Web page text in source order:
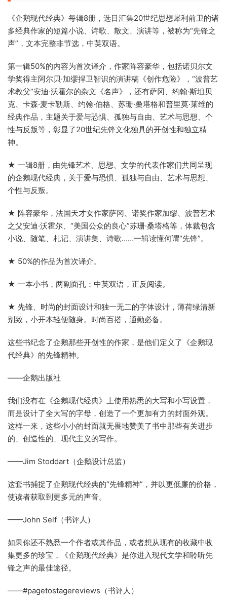
《企鹅现代经典》每辑8册，选目汇集20世纪思想犀利前卫的诸
多经典作家的短篇小说、诗歌、散文、演讲等，被称为“先锋之
声”，文本完整非节选，中英双语。
第一辑50%的内容为首次译介，作家阵容豪华，包括诺贝尔文
学奖得主阿尔贝·加缪捍卫智识的演讲稿《创作危险》，“波普艺
术教父”安迪·沃霍尔的杂文《名声》，还有萨冈、约翰·斯坦贝
克、卡森·麦卡勒斯、约翰·伯格、苏珊·桑塔格和普里莫·莱维的
经典作品，主题关于爱与恐惧、孤独与自由、艺术与思想、个
性与反叛等，彰显了20世纪先锋文化独具的开创性和独立精
神。
★ 一辑8册，由先锋艺术、思想、文学的代表作家们共同呈现
的企鹅现代经典，关于爱与恐惧、孤独与自由、艺术与思想、
个性与反叛。
★ 阵容豪华，法国天才女作家萨冈、诺奖作家加缪、波普艺术
之父安迪·沃霍尔、“美国公众的良心”苏珊·桑塔格等，体裁包含
小说、随笔、札记、演讲集、诗歌……一辑读懂何谓“先锋”。
★ 50%的作品为首次译介。
★ 一本小书，两副面孔：中英双语，正反阅读。
★ 先锋、时尚的封面设计和独一无二的字体设计，薄荷绿清新
别致，小开本轻便随身。时尚百搭，通勤必备。
这些书纪念了企鹅那些开创性的作家，是他们定义了《企鹅现
代经典》的先锋精神。
——企鹅出版社
我们没有在《企鹅现代经典》上使用熟悉的大写和小写设置，
而是设计了全大写的字母，创造了一个更加有力的封面外观。
这样一来，这些小小的封面就无畏地赞美了书中那些有关进步
的、创造性的、现代主义的写作。
——Jim Stoddart（企鹅设计总监）
这套书捕捉了企鹅现代经典的“先锋精神”，并以更低廉的价格，
使读者获取到更多元的声音。
——John Self（书评人）
如果你还不熟悉一个作者或其作品，或者想从现有的收藏中收
集更多的珍宝，《企鹅现代经典》是你进入现代文学和聆听先
锋之声的最佳途径。
——#pagetostagereviews（书评人）